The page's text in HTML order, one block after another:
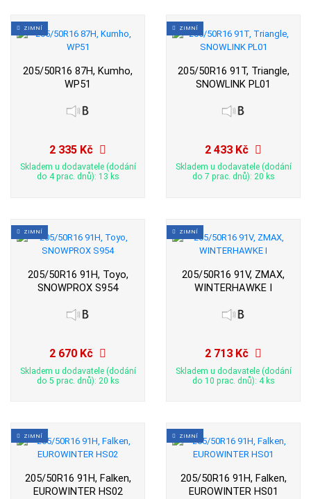
ZIMNÍ
205/50R16 87H, Kumho,
WP51
2 335 Kč
Skladem u dodavatele (dodání
do 4 prac. dnů): 13 ks
ZIMNÍ
205/50R16 91T, Triangle,
SNOWLINK PL01
2 433 Kč
Skladem u dodavatele (dodání
do 7 prac. dnů): 20 ks
ZIMNÍ
205/50R16 91H, Toyo,
SNOWPROX S954
2 670 Kč
Skladem u dodavatele (dodání
do 5 prac. dnů): 20 ks
ZIMNÍ
205/50R16 91V, ZMAX,
WINTERHAWKE I
2 713 Kč
Skladem u dodavatele (dodání
do 10 prac. dnů): 4 ks
ZIMNÍ
205/50R16 91H, Falken,
EUROWINTER HS02
ZIMNÍ
205/50R16 91H, Falken,
EUROWINTER HS01